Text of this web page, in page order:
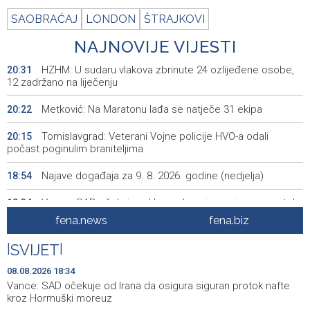
SAOBRAĆAJ LONDON ŠTRAJKOVI
NAJNOVIJE VIJESTI
20:31
HZHM: U sudaru vlakova zbrinute 24 ozlijeđene osobe,
12 zadržano na liječenju
20:22 Metković: Na Maratonu lađa se natječe 31 ekipa
20:15
Tomislavgrad: Veterani Vojne policije HVO-a odali
počast poginulim braniteljima
18:54 Najave događaja za 9. 8. 2026. godine (nedjelja)
18:34
Vance: SAD očekuje od Irana da osigura siguran protok
nafte kroz Hormuški moreuz
18:21
Iranski šef sigurnosti: Hormuški moreuz će ostati
zatvoren dok SAD ne ispuni zahtjeve Teherana
18:09
Iran 'vrlo blizu' dogovora s Omanom o novoj Hormuškoj
brodskoj ruti
fena.news fena.biz
SVIJET
08.08.2026 18:34
Vance: SAD očekuje od Irana da osigura siguran protok nafte
kroz Hormuški moreuz